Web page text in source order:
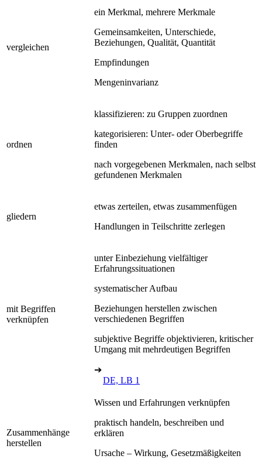
vergleichen
ein Merkmal, mehrere Merkmale
Gemeinsamkeiten, Unterschiede,
Beziehungen, Qualität, Quantität
Empfindungen
Mengeninvarianz
ordnen
klassifizieren: zu Gruppen zuordnen
kategorisieren: Unter- oder Oberbegriffe
finden
nach vorgegebenen Merkmalen, nach selbst
gefundenen Merkmalen
gliedern
etwas zerteilen, etwas zusammenfügen
Handlungen in Teilschritte zerlegen
mit Begriffen
verknüpfen
unter Einbeziehung vielfältiger
Erfahrungssituationen
systematischer Aufbau
Beziehungen herstellen zwischen
verschiedenen Begriffen
subjektive Begriffe objektivieren, kritischer
Umgang mit mehrdeutigen Begriffen
➔
DE, LB 1
Zusammenhänge
herstellen
Wissen und Erfahrungen verknüpfen
praktisch handeln, beschreiben und
erklären
Ursache – Wirkung, Gesetzmäßigkeiten